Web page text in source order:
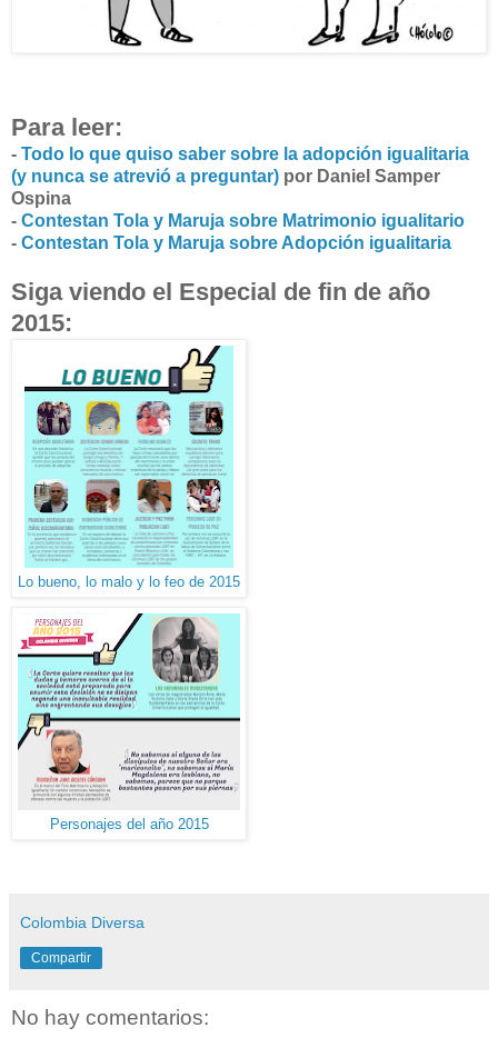
Para leer:
- Todo lo que quiso saber sobre la adopción igualitaria
(y nunca se atrevió a preguntar) por Daniel Samper
Ospina
- Contestan Tola y Maruja sobre Matrimonio igualitario
- Contestan Tola y Maruja sobre Adopción igualitaria
Siga viendo el Especial de fin de año
2015:
Lo bueno, lo malo y lo feo de 2015
Personajes del año 2015
Colombia Diversa
Compartir
No hay comentarios: